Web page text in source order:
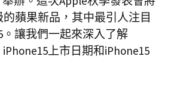
蘋果新品，其中最引人注目
。讓我們一起來深入了解
上市日期和iPhone15